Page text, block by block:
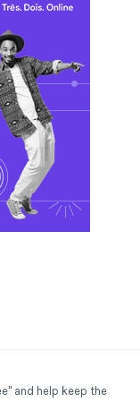
and help keep the